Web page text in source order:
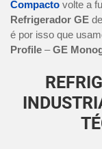
Compacto volte a
Refrigerador GE
é por isso que
Profile –GE